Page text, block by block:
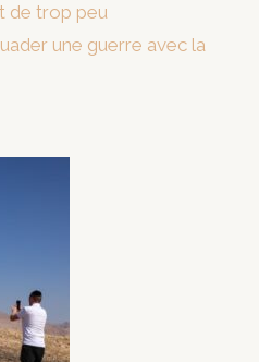
de trop peu
une guerre avec la